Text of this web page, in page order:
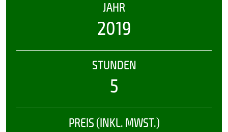
JAHR
2019
STUNDEN
5
PREIS (INKL. MWST.)